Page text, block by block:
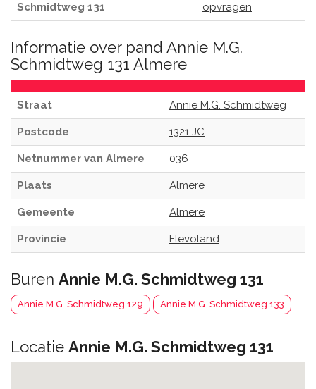
Schmidtweg 131
opvragen
Informatie over pand Annie M.G.
Schmidtweg 131 Almere
Straat Annie M.G. Schmidtweg
Postcode 1321 JC
Netnummer van Almere 036
Plaats Almere
Gemeente Almere
Provincie Flevoland
Buren Annie M.G. Schmidtweg 131
Annie M.G. Schmidtweg 129 Annie M.G. Schmidtweg 133
Locatie Annie M.G. Schmidtweg 131